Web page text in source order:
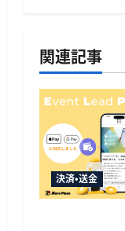
シ
ョ
ン
関連記事
決済・送金